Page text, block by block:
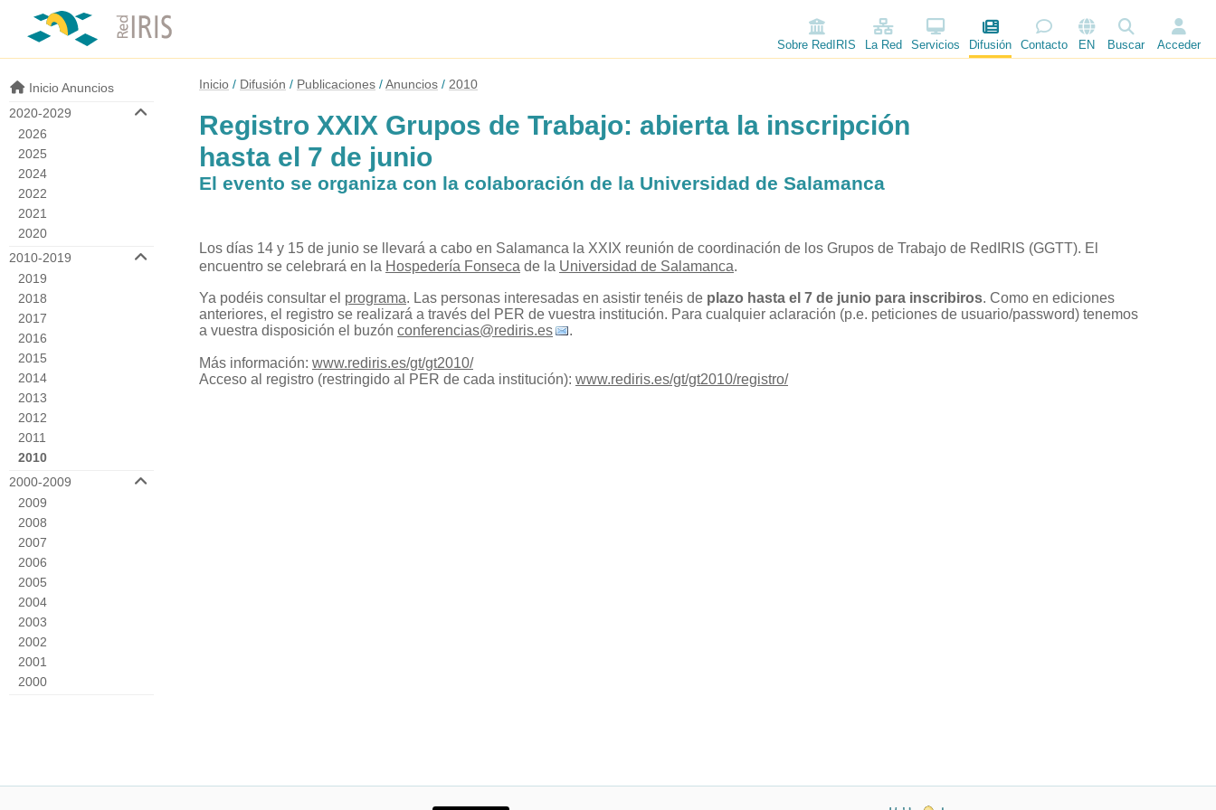
Sobre RedIRIS La Red Servicios Difusión Contacto EN Buscar Acceder
Inicio Anuncios
2020-2029
2026
2025
2024
2022
2021
2020
2010-2019
2019
2018
2017
2016
2015
2014
2013
2012
2011
2010
2000-2009
2009
2008
2007
2006
2005
2004
2003
2002
2001
2000
Inicio Difusión Publicaciones Anuncios 2010
Registro XXIX Grupos de Trabajo: abierta la inscripción
hasta el 7 de junio
El evento se organiza con la colaboración de la Universidad de Salamanca
Los días 14 y 15 de junio se llevará a cabo en Salamanca la XXIX reunión de coordinación de los Grupos de Trabajo de RedIRIS (GGTT). El
encuentro se celebrará en la Hospedería Fonseca de la Universidad de Salamanca.
Ya podéis consultar el programa. Las personas interesadas en asistir tenéis de plazo hasta el 7 de junio para inscribiros. Como en ediciones
anteriores, el registro se realizará a través del PER de vuestra institución. Para cualquier aclaración (p.e. peticiones de usuario/password) tenemos
a vuestra disposición el buzón conferencias@rediris.es .
Más información: www.rediris.es/gt/gt2010/
Acceso al registro (restringido al PER de cada institución): www.rediris.es/gt/gt2010/registro/